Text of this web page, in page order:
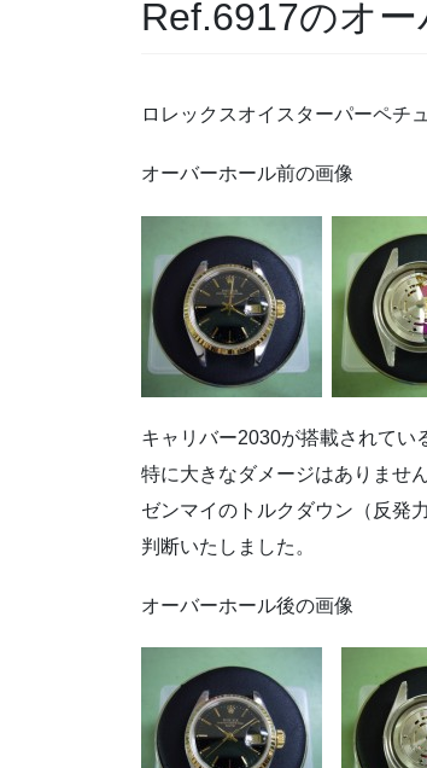
Ref.6917のオ
ロレックスオイスターパーペチ
オーバーホール前の画像
キャリバー2030が搭載されてい
特に大きなダメージはありませ
ゼンマイのトルクダウン（反発
判断いたしました。
オーバーホール後の画像